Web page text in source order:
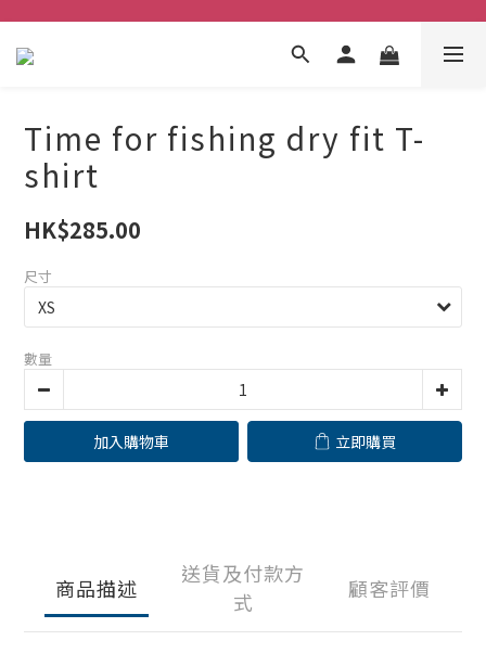
Time for fishing dry fit T-
shirt
HK$285.00
尺寸
數量
加入購物車 立即購買
商品描述
送貨及付款方
式
顧客評價